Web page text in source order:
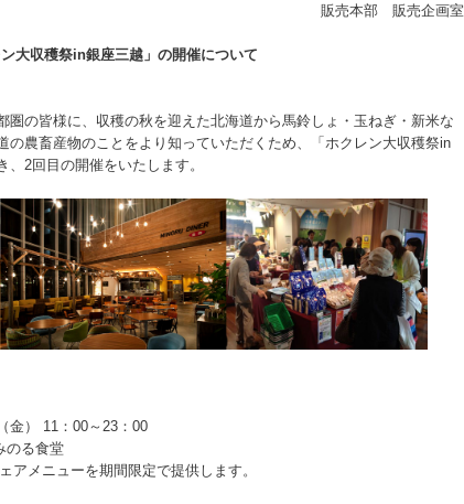
販売本部 販売企画室
ン大収穫祭in銀座三越」の開催について
の皆様に、収穫の秋を迎えた北海道から馬鈴しょ・玉ねぎ・新米な
の農畜産物のことをより知っていただくため、「ホクレン大収穫祭in
2回目の開催をいたします。
金） 11：00～23：00
のる食堂
メニューを期間限定で提供します。